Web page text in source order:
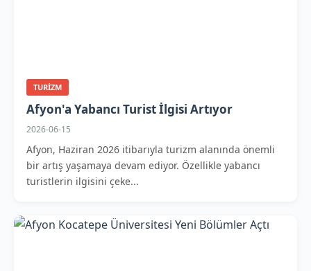
TURIZM
Afyon'a Yabancı Turist İlgisi Artıyor
2026-06-15
Afyon, Haziran 2026 itibarıyla turizm alanında önemli
bir artış yaşamaya devam ediyor. Özellikle yabancı
turistlerin ilgisini çeke...